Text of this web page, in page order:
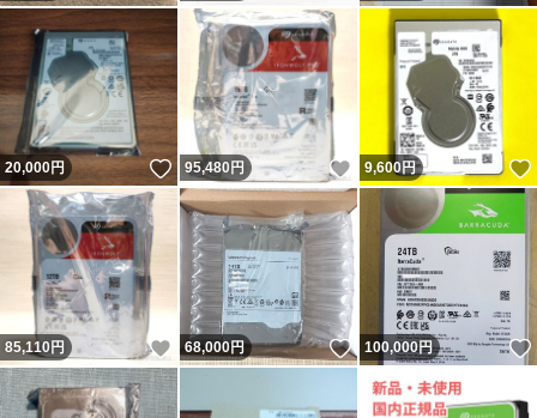
20,000円 いいね！
95,480 円 いいね！
9,600 円
85,110円 いいね！
68,000円 いいね！
100,000円